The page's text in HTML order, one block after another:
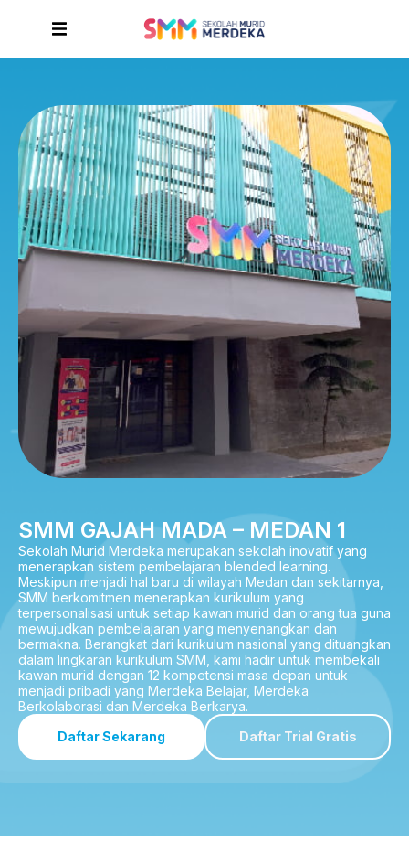
SMM GAJAH MADA – MEDAN 1
Sekolah Murid Merdeka merupakan sekolah inovatif yang
menerapkan sistem pembelajaran blended learning.
Meskipun menjadi hal baru di wilayah Medan dan sekitarnya,
SMM berkomitmen menerapkan kurikulum yang
terpersonalisasi untuk setiap kawan murid dan orang tua guna
mewujudkan pembelajaran yang menyenangkan dan
bermakna. Berangkat dari kurikulum nasional yang dituangkan
dalam lingkaran kurikulum SMM, kami hadir untuk membekali
kawan murid dengan 12 kompetensi masa depan untuk
menjadi pribadi yang Merdeka Belajar, Merdeka
Berkolaborasi dan Merdeka Berkarya.
Daftar Sekarang
Daftar Trial Gratis